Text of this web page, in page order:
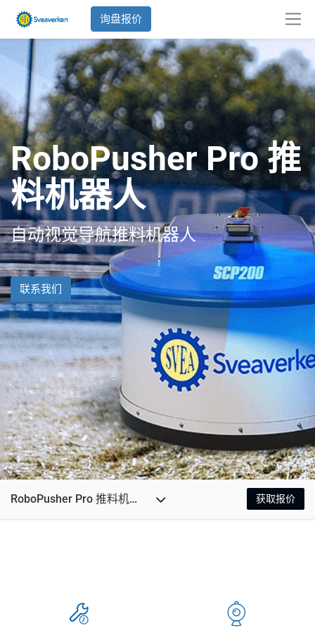
询盘报价
RoboPusher Pro 推
料机器人
自动视觉导航推料机器人
联系我们
RoboPusher Pro 推料机器人 获取报价